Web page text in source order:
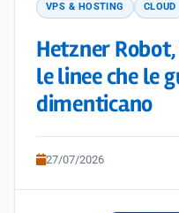
VPS & HOSTING CLOUD
Hetzner Robot,
le linee che le
dimenticano
27/07/2026